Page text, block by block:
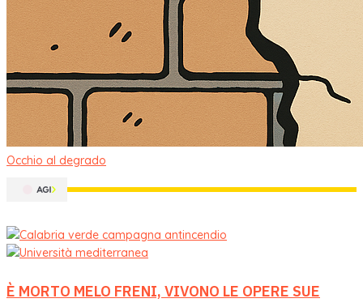
Occhio al degrado
È MORTO MELO FRENI, VIVONO LE OPERE SUE